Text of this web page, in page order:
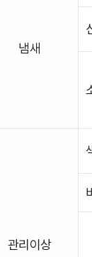
냄새
관리이상